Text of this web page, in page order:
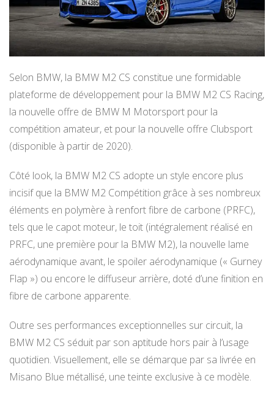
Selon BMW, la BMW M2 CS constitue une formidable
plateforme de développement pour la BMW M2 CS Racing,
la nouvelle offre de BMW M Motorsport pour la
compétition amateur, et pour la nouvelle offre Clubsport
(disponible à partir de 2020).
Côté look, la BMW M2 CS adopte un style encore plus
incisif que la BMW M2 Compétition grâce à ses nombreux
éléments en polymère à renfort fibre de carbone (PRFC),
tels que le capot moteur, le toit (intégralement réalisé en
PRFC, une première pour la BMW M2), la nouvelle lame
aérodynamique avant, le spoiler aérodynamique (« Gurney
Flap ») ou encore le diffuseur arrière, doté d’une finition en
fibre de carbone apparente.
Outre ses performances exceptionnelles sur circuit, la
BMW M2 CS séduit par son aptitude hors pair à l’usage
quotidien. Visuellement, elle se démarque par sa livrée en
Misano Blue métallisé, une teinte exclusive à ce modèle.